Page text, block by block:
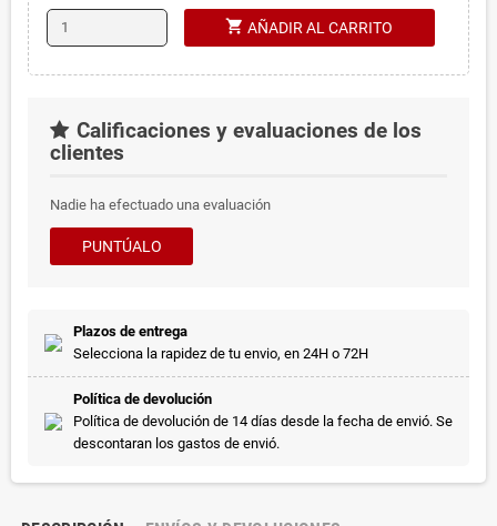
shopping_cart AÑADIR AL CARRITO
Calificaciones y evaluaciones de los
clientes
Nadie ha efectuado una evaluación
PUNTÚALO
Plazos de entrega
Selecciona la rapidez de tu envio, en 24H o 72H
Política de devolución
Política de devolución de 14 días desde la fecha de envió. Se
descontaran los gastos de envió.